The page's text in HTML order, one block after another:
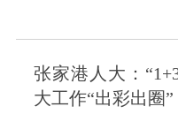
张家港人大：
大工作“出彩出圈”